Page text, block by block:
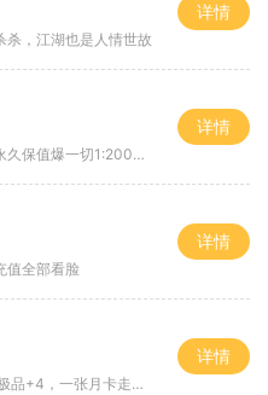
杀，江湖也是人情世故
详情
保值爆一切1:2000回4
详情
值全部看脸
详情
+4，一张月卡走天涯b
详情